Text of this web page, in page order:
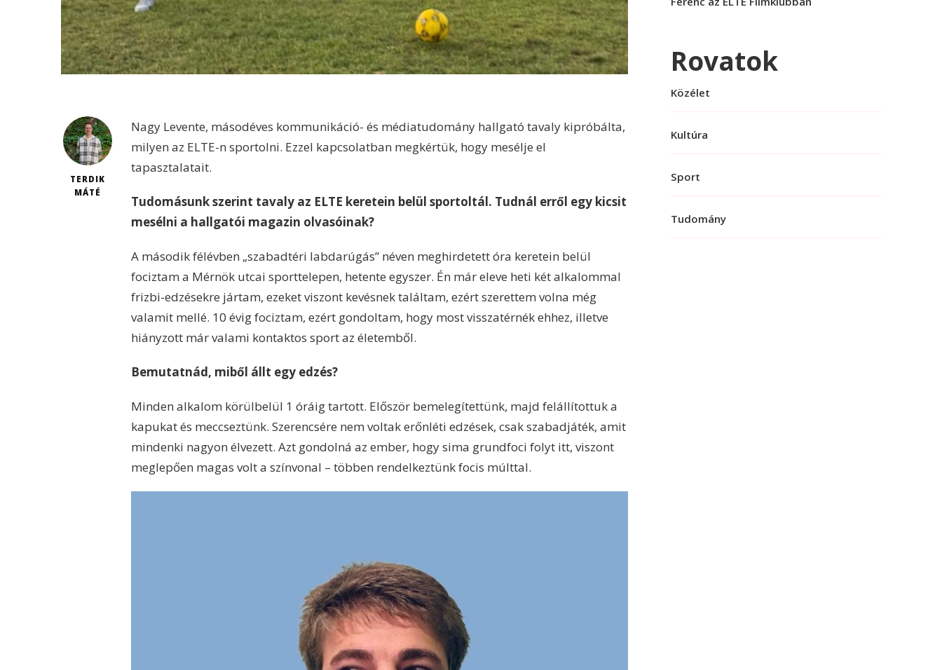
TERDIK
MÁTÉ
Nagy Levente, másodéves kommunikáció- és médiatudomány hallgató tavaly kipróbálta,
milyen az ELTE-n sportolni. Ezzel kapcsolatban megkértük, hogy mesélje el
tapasztalatait.
Tudomásunk szerint tavaly az ELTE keretein belül sportoltál. Tudnál erről egy kicsit
mesélni a hallgatói magazin olvasóinak?
A második félévben „szabadtéri labdarúgás” néven meghirdetett óra keretein belül
fociztam a Mérnök utcai sporttelepen, hetente egyszer. Én már eleve heti két alkalommal
frizbi-edzésekre jártam, ezeket viszont kevésnek találtam, ezért szerettem volna még
valamit mellé. 10 évig fociztam, ezért gondoltam, hogy most visszatérnék ehhez, illetve
hiányzott már valami kontaktos sport az életemből.
Bemutatnád, miből állt egy edzés?
Minden alkalom körülbelül 1 óráig tartott. Először bemelegítettünk, majd felállítottuk a
kapukat és meccseztünk. Szerencsére nem voltak erőnléti edzések, csak szabadjáték, amit
mindenki nagyon élvezett. Azt gondolná az ember, hogy sima grundfoci folyt itt, viszont
meglepően magas volt a színvonal – többen rendelkeztünk focis múlttal.
Rovatok
Közélet
Kultúra
Sport
Tudomány